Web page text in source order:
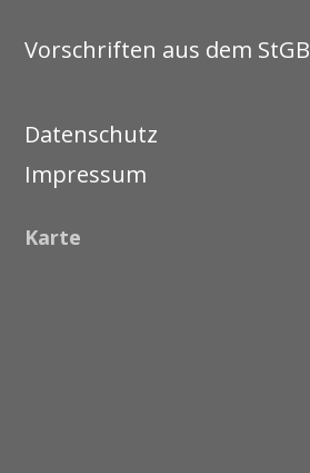
Vorschriften aus dem StGB
Datenschutz
Impressum
Karte